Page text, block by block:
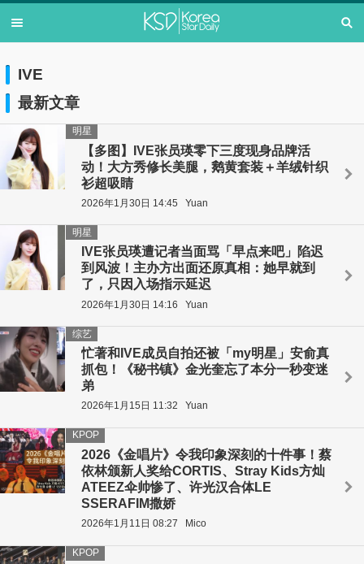
IVE
最新文章
【多图】IVE张员瑛零下三度现身品牌活
动！大方秀修长美腿，鹅黄套装＋羊绒针织
衫超吸睛
明星
2026年1月30日 14:45 Yuan
IVE张员瑛遭记者当面骂「早点来吧」陷迟
到风波！主办方出面还原真相：她早就到
了，只因入场指示延迟
明星
2026年1月30日 14:16 Yuan
忙著和IVE成员自拍还被「my明星」安俞真
抓包！《秘书镇》金光奎忘了本分一秒变迷
弟
综艺
2026年1月15日 11:32 Yuan
2026《金唱片》令我印象深刻的十件事！蔡
依林颁新人奖给CORTIS、Stray Kids方灿
ATEEZ伞帅惨了、许光汉合体LE
SSERAFIM撒娇
KPOP
2026年1月11日 08:27 Mico
KPOP